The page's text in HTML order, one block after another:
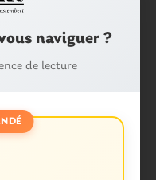
naviguer ?
de lecture